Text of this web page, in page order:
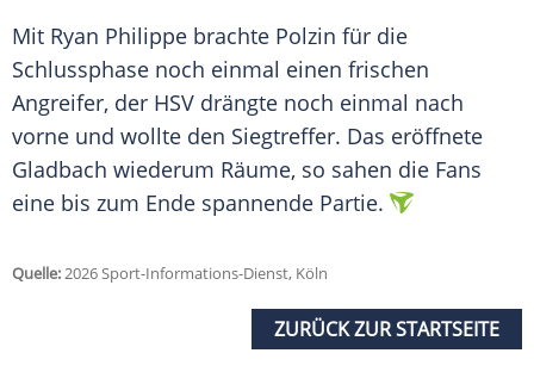
Mit Ryan Philippe brachte Polzin für die
Schlussphase noch einmal einen frischen
Angreifer, der HSV drängte noch einmal nach
vorne und wollte den Siegtreffer. Das eröffnete
Gladbach wiederum Räume, so sahen die Fans
eine bis zum Ende spannende Partie.
Quelle:2026 Sport-Informations-Dienst, Köln
ZURÜCK ZUR STARTSEITE